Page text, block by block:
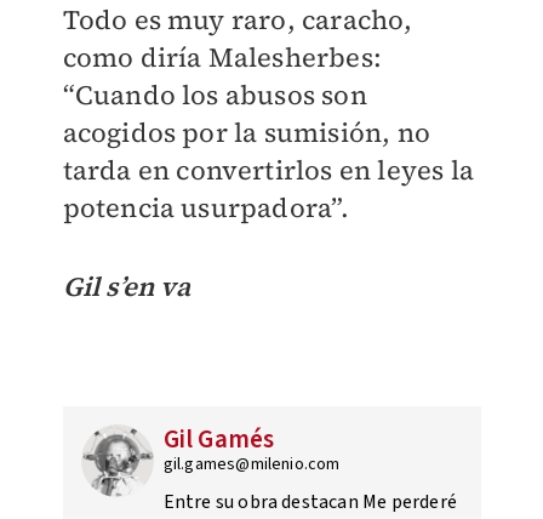
Todo es muy raro, caracho,
como diría Malesherbes:
“Cuando los abusos son
acogidos por la sumisión, no
tarda en convertirlos en leyes la
potencia usurpadora”.
Gil s’en va
Gil Gamés
gil.games@milenio.com
Entre su obra destacan Me perderé